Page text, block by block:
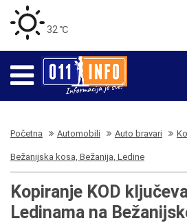
32 ℃
Početna Automobili Auto bravari
Bežanijska kosa, Bežanija, Ledine
Kopiranje KOD
Ledinama na